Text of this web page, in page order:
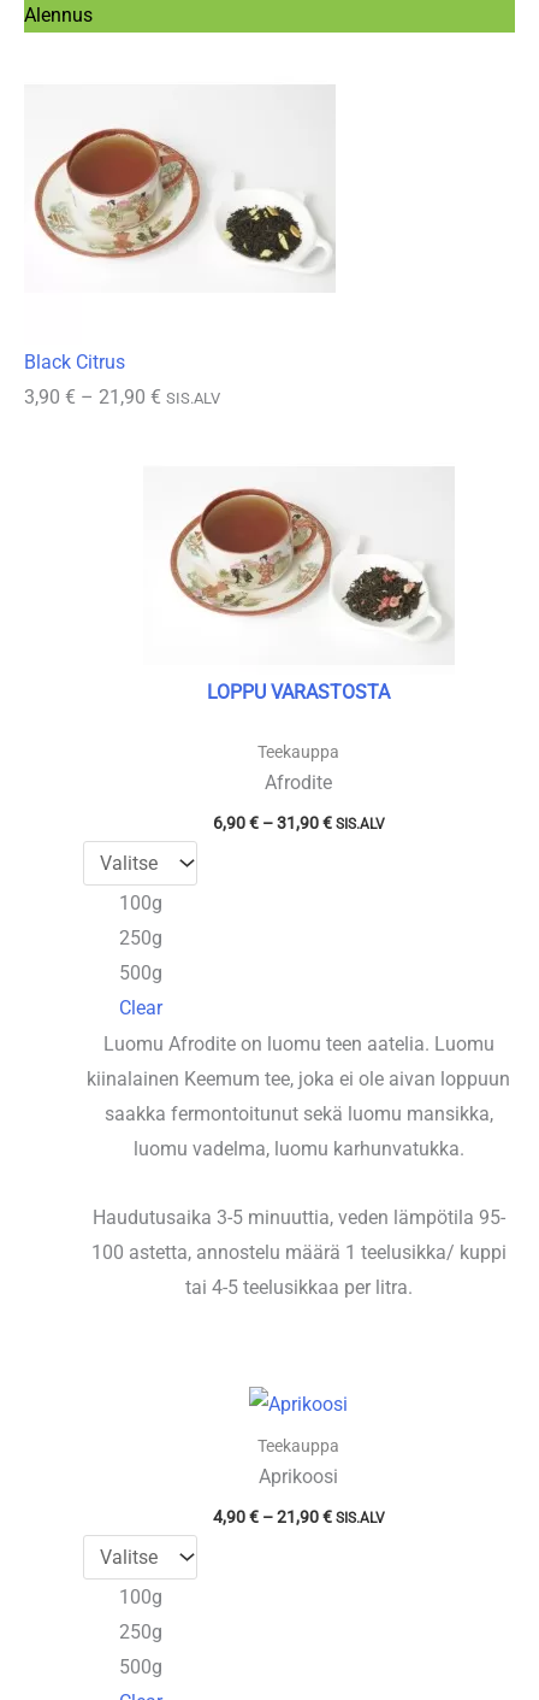
AlennusTuote
Black Citrus
3,90 € – 21,90 € Hintaluokka:
21,90 €
SIS.ALV
LOPPU VARASTOSTA
Teekauppa
Afrodite
6,90€ – 31,90€Hintaluokka:
6,90 €
SIS.ALV
100g
250g
500g
Clear
Luomu Afrodite on luomu teen aatelia. Luomu
kiinalainen Keemum tee, joka ei ole aivan loppuun
saakka fermontoitunut sekä luomu mansikka,
luomu vadelma, luomu karhunvatukka.
Haudutusaika 3-5 minuuttia, veden lämpötila 95-
100 astetta, annostelu määrä 1 teelusikka/ kuppi
tai 4-5 teelusikkaa per litra.
Teekauppa
Aprikoosi
4,90€ – 21,90€Hintaluokka:
4,90 €
SIS.ALV
100g
250g
500g